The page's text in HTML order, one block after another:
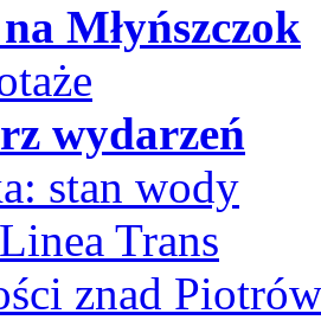
Młyńszczok
wydarzeń
stan wody
Trans
znad